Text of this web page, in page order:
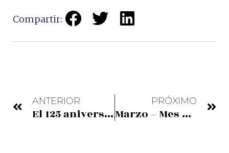
Compartir:
ANTERIOR
El 125 aniversario del Puente en la prensa
PRÓXIMO
Marzo – Mes de los Museos de la Costa Vasca